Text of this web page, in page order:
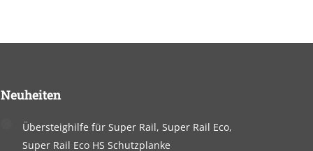
Neuheiten
Übersteighilfe für Super Rail, Super Rail Eco,
Super Rail Eco HS Schutzplanke